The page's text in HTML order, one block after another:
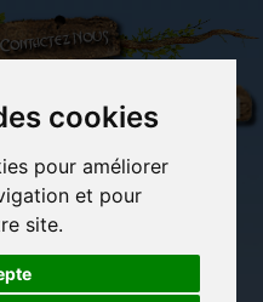
cookies
pour améliorer
et pour
site.
Contactez-nous